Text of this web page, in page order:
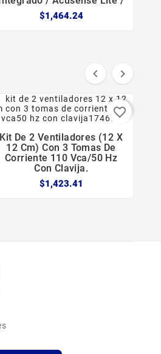
$1,464.24
 
  
Kit De 2 Ventiladores (12 X
12 Cm) Con 3 Tomas De
Corriente 110 Vca/50 Hz
Con Clavija.
$1,423.41
favorite_border